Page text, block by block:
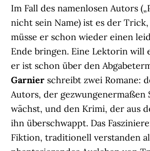
Im Fall des namenlosen Autors
nicht sein Name) ist es der
müsse er schon wieder einen
Ende bringen. Eine Lektorin will
er ist schon über den
Garnier schreibt zwei Romane:
Autors, der gezwungenermaßen
wächst, und den Krimi, der aus
ihn überschwappt. Das
Fiktion, traditionell verstanden